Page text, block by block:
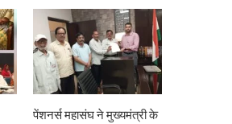
पेंशनर्स महासंघ ने मुख्यमंत्री के